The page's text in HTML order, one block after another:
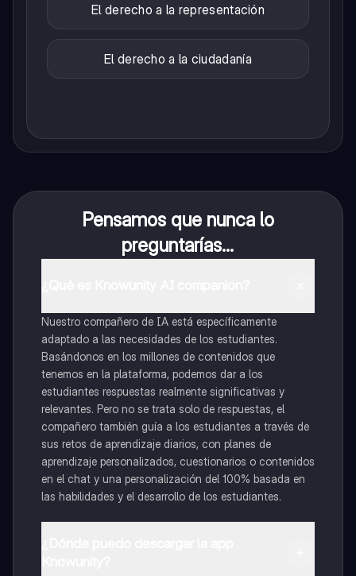
El derecho a la representación
El derecho a la ciudadanía
Pensamos que nunca lo
preguntarías...
Nuestro compañero de IA está específicamente
adaptado a las necesidades de los estudiantes.
Basándonos en los millones de contenidos que
tenemos en la plataforma, podemos dar a los
estudiantes respuestas realmente significativas y
relevantes. Pero no se trata solo de respuestas, el
compañero también guía a los estudiantes a través de
sus retos de aprendizaje diarios, con planes de
aprendizaje personalizados, cuestionarios o contenidos
en el chat y una personalización del 100% basada en
las habilidades y el desarrollo de los estudiantes.